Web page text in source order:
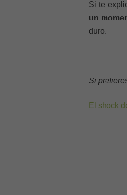
Si te
un
duro.
Si
El shock